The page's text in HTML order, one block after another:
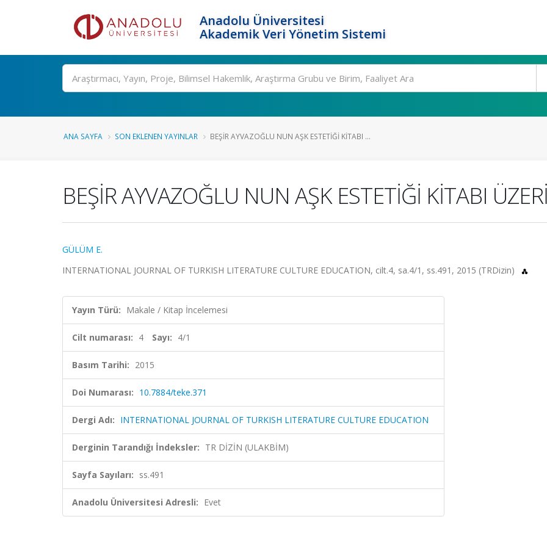
Anadolu Üniversitesi
Akademik Veri Yönetim Sistemi
Ara
ANA SAYFA SON EKLENEN YAYINLAR BEŞİR AYVAZOĞLU NUN AŞK ESTETİĞİ KİTABI ...
BEŞİR AYVAZOĞLU NUN AŞK ESTETİĞİ KİTABI
GÜLÜM E.
INTERNATIONAL JOURNAL OF TURKISH LITERATURE CULTURE EDUCATION, cilt.4, sa.4/1, ss.491, 2015 (TRDizin)
Yayın Türü: Makale / Kitap İncelemesi
Cilt numarası: 4 Sayı: 4/1
Basım Tarihi: 2015
Doi Numarası: 10.7884/teke.371
Dergi Adı: INTERNATIONAL JOURNAL OF TURKISH LITERATURE CULTURE EDUCATION
Derginin Tarandığı İndeksler: TR DİZİN (ULAKBİM)
Sayfa Sayıları: ss.491
Anadolu Üniversitesi Adresli: Evet